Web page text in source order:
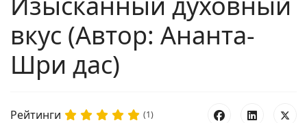
вкус (Автор: Ананта-
Шри дас)
Рейтинги (1)